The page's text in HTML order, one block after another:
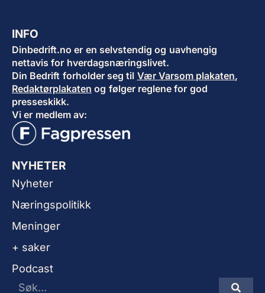
INFO
Dinbedrift.no er en selvstendig og uavhengig
nettavis for hverdagsnæringslivet.
Din Bedrift forholder seg til Vær Varsom plakaten,
Redaktørplakaten og følger reglene for god
presseskikk.
Vi er medlem av:
NYHETER
Nyheter
Næringspolitikk
Meninger
+ saker
Podcast